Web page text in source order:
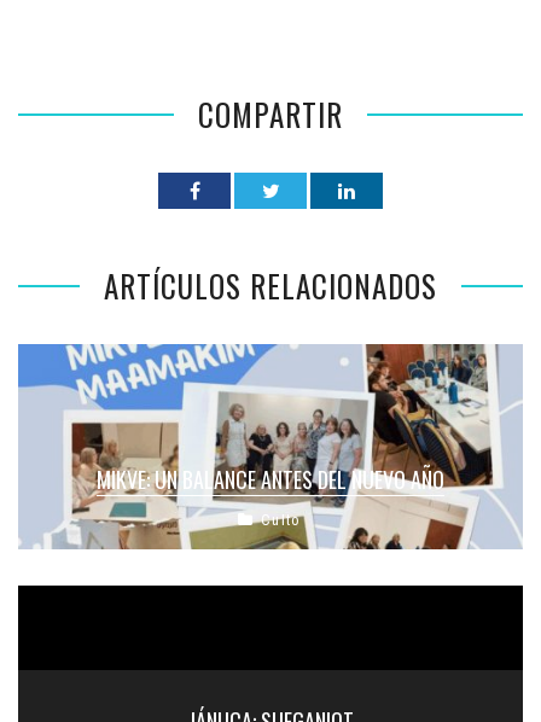
COMPARTIR
ARTÍCULOS RELACIONADOS
MIKVE: UN BALANCE ANTES DEL NUEVO AÑO
Culto